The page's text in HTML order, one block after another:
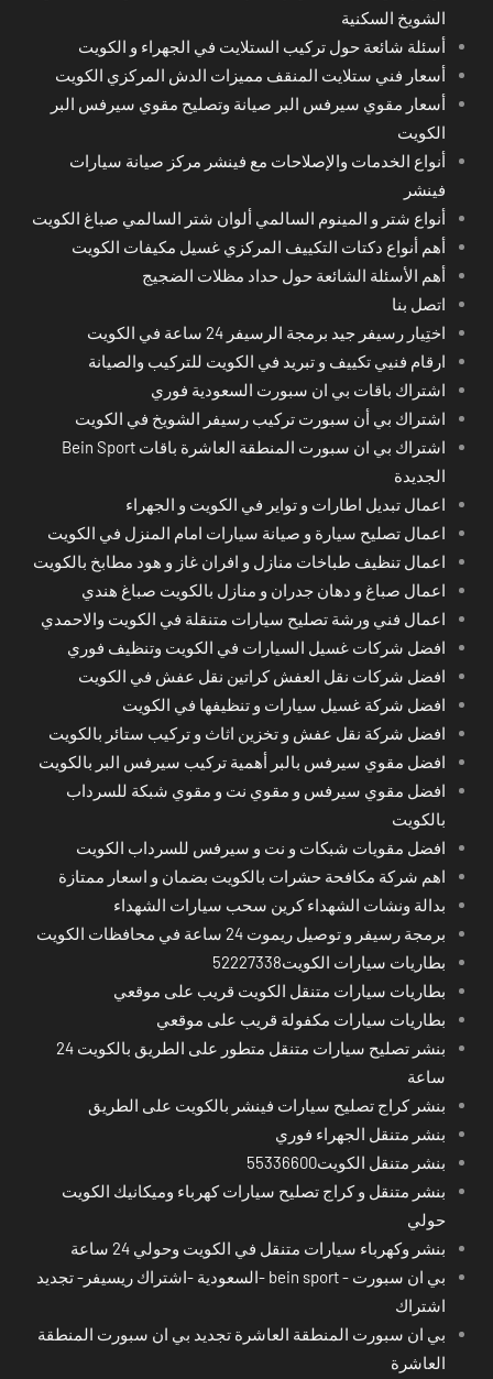
الشويخ السكنية
أسئلة شائعة حول تركيب الستلايت في الجهراء و الكويت
أسعار فني ستلايت المنقف مميزات الدش المركزي الكويت
أسعار مقوي سيرفس البر صيانة وتصليح مقوي سيرفس البر
الكويت
أنواع الخدمات والإصلاحات مع فينشر مركز صيانة سيارات
فينشر
أنواع شتر و المينوم السالمي ألوان شتر السالمي صباغ الكويت
أهم أنواع دكتات التكييف المركزي غسيل مكيفات الكويت
أهم الأسئلة الشائعة حول حداد مظلات الضجيج
اتصل بنا
اختِيار رسيفر جيد برمجة الرسيفر 24 ساعة في الكويت
ارقام فنيي تكييف و تبريد في الكويت للتركيب والصيانة
اشتراك باقات بي ان سبورت السعودية فوري
اشتراك بي أن سبورت تركيب رسيفر الشويخ في الكويت
اشتراك بي ان سبورت المنطقة العاشرة باقات Bein Sport
الجديدة
اعمال تبديل اطارات و تواير في الكويت و الجهراء
اعمال تصليح سيارة و صيانة سيارات امام المنزل في الكويت
اعمال تنظيف طباخات منازل و افران غاز و هود مطابخ بالكويت
اعمال صباغ و دهان جدران و منازل بالكويت صباغ هندي
اعمال فني ورشة تصليح سيارات متنقلة في الكويت والاحمدي
افضل شركات غسيل السيارات في الكويت وتنظيف فوري
افضل شركات نقل العفش كراتين نقل عفش في الكويت
افضل شركة غسيل سيارات و تنظيفها في الكويت
افضل شركة نقل عفش و تخزين اثاث و تركيب ستائر بالكويت
افضل مقوي سيرفس بالبر أهمية تركيب سيرفس البر بالكويت
افضل مقوي سيرفس و مقوي نت و مقوي شبكة للسرداب
بالكويت
افضل مقويات شبكات و نت و سيرفس للسرداب الكويت
اهم شركة مكافحة حشرات بالكويت بضمان و اسعار ممتازة
بدالة ونشات الشهداء كرين سحب سيارات الشهداء
برمجة رسيفر و توصيل ريموت 24 ساعة في محافظات الكويت
بطاريات سيارات الكويت52227338
بطاريات سيارات متنقل الكويت قريب على موقعي
بطاريات سيارات مكفولة قريب على موقعي
بنشر تصليح سيارات متنقل متطور على الطريق بالكويت 24
ساعة
بنشر كراج تصليح سيارات فينشر بالكويت على الطريق
بنشر متنقل الجهراء فوري
بنشر متنقل الكويت55336600
بنشر متنقل و كراج تصليح سيارات كهرباء وميكانيك الكويت
حولي
بنشر وكهرباء سيارات متنقل في الكويت وحولي 24 ساعة
بي ان سبورت - bein sport -السعودية -اشتراك ريسيفر- تجديد
اشتراك
بي ان سبورت المنطقة العاشرة تجديد بي ان سبورت المنطقة
العاشرة